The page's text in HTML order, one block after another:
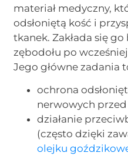
materiał medyczny,
odsłoniętą kość i
tkanek. Zakłada się
zębodołu po
Jego główne zadania
ochrona
nerwowych
działanie
(często dzięki
olejku